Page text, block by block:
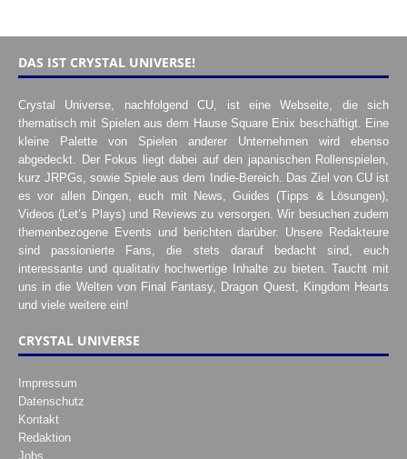
DAS IST CRYSTAL UNIVERSE!
Crystal Universe, nachfolgend CU, ist eine Webseite, die sich
thematisch mit Spielen aus dem Hause Square Enix beschäftigt. Eine
kleine Palette von Spielen anderer Unternehmen wird ebenso
abgedeckt. Der Fokus liegt dabei auf den japanischen Rollenspielen,
kurz JRPGs, sowie Spiele aus dem Indie-Bereich. Das Ziel von CU ist
es vor allen Dingen, euch mit News, Guides (Tipps & Lösungen),
Videos (Let’s Plays) und Reviews zu versorgen. Wir besuchen zudem
themenbezogene Events und berichten darüber. Unsere Redakteure
sind passionierte Fans, die stets darauf bedacht sind, euch
interessante und qualitativ hochwertige Inhalte zu bieten. Taucht mit
uns in die Welten von Final Fantasy, Dragon Quest, Kingdom Hearts
und viele weitere ein!
CRYSTAL UNIVERSE
Impressum
Datenschutz
Kontakt
Redaktion
Jobs